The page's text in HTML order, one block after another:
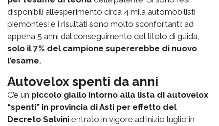
disponibili all’esperimento circa 4 mila automobilisti
piemontesi e i risultati sono molto sconfortanti: ad
appena 5 anni dal conseguimento del titolo di guida,
solo il 7% del campione supererebbe di nuovo
l’esame.
Autovelox spenti da anni
C’è un piccolo giallo intorno alla lista di autovelox
“spenti” in provincia di Asti per effetto del
Decreto Salvini entrato in vigore ad inizio luglio in